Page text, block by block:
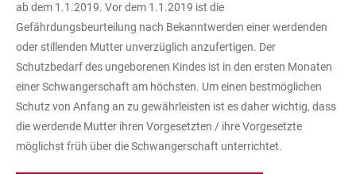
ab dem 1.1.2019. Vor dem 1.1.2019 ist die
Gefährdungsbeurteilung nach Bekanntwerden einer werdenden
oder stillenden Mutter unverzüglich anzufertigen. Der
Schutzbedarf des ungeborenen Kindes ist in den ersten Monaten
einer Schwangerschaft am höchsten. Um einen bestmöglichen
Schutz von Anfang an zu gewährleisten ist es daher wichtig, dass
die werdende Mutter ihren Vorgesetzten / ihre Vorgesetzte
möglichst früh über die Schwangerschaft unterrichtet.